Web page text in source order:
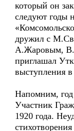
который он
следуют годы
дружил с
А.Жаровым,
приглашал
выступления
Напомним,
Участник
1920 года.